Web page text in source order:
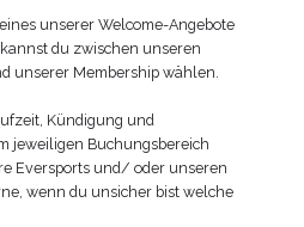
unserer Welcome-Angebote
du zwischen unseren
unserer Membership wählen.
Kündigung und
jeweiligen Buchungsbereich
Eversports und/ oder unseren
wenn du unsicher bist welche